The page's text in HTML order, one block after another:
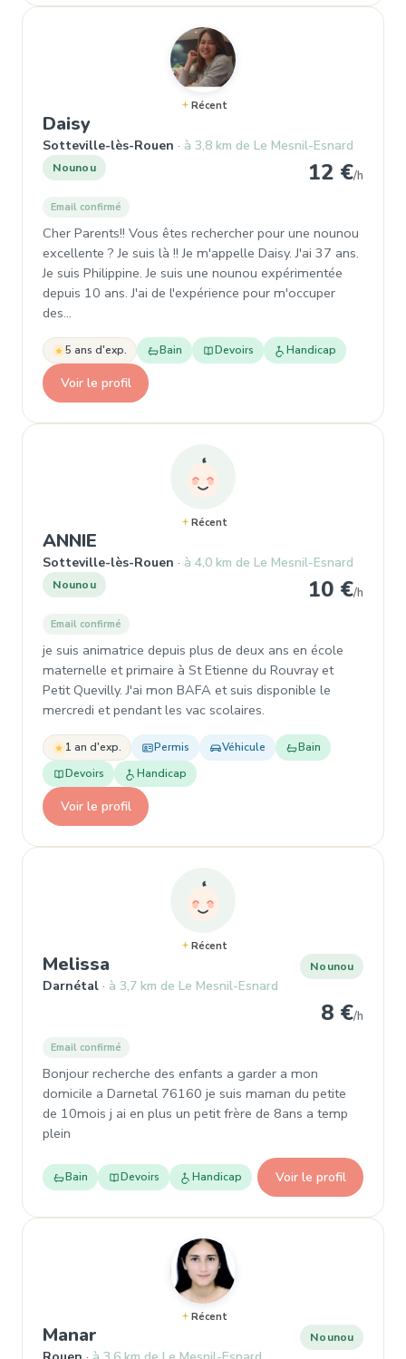
Récent
Daisy, Nounou à Sotteville-lès-Rouen
Sotteville-lès-Rouen à 3,8 km de Le Mesnil-Esnard
Nounou 12 €/h
Email confirmé
Cher Parents!! Vous êtes rechercher pour une nounou
excellente ? Je suis là !! Je m'appelle Daisy. J'ai 37 ans.
Je suis Philippine. Je suis une nounou expérimentée
depuis 10 ans. J'ai de l'expérience pour m'occuper
des…
5 ans d'exp. Bain Devoirs Handicap
Voir le profil
Récent
ANNIE
Sotteville-lès-Rouen à 4,0 km de Le Mesnil-Esnard
Nounou 10 €/h
Email confirmé
je suis animatrice depuis plus de deux ans en école
maternelle et primaire à St Etienne du Rouvray et
Petit Quevilly. J'ai mon BAFA et suis disponible le
mercredi et pendant les vac scolaires.
1 an d'exp. Permis Véhicule
Bain
Devoirs
Handicap
Voir le profil
Récent
Melissa
Darnétal à 3,7 km de Le Mesnil-Esnard
Nounou
8 €/h
Email confirmé
Bonjour recherche des enfants a garder a mon
domicile a Darnetal 76160 je suis maman du petite
de 10mois j ai en plus un petit frère de 8ans a temp
plein
Bain Devoirs Handicap Voir le profil
Récent
Manar Nounou